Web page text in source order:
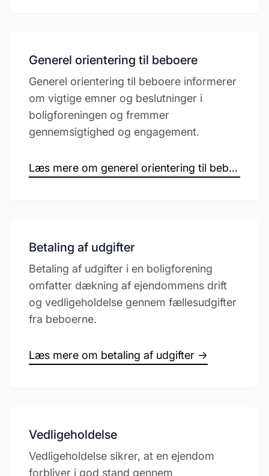
Generel orientering til beboere
Generel orientering til beboere informerer
om vigtige emner og beslutninger i
boligforeningen og fremmer
gennemsigtighed og engagement.
Læs mere om generel orientering til beboere →
Betaling af udgifter
Betaling af udgifter i en boligforening
omfatter dækning af ejendommens drift
og vedligeholdelse gennem fællesudgifter
fra beboerne.
Læs mere om betaling af udgifter →
Vedligeholdelse
Vedligeholdelse sikrer, at en ejendom
forbliver i god stand gennem